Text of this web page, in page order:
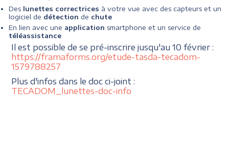
Des lunettes correctrices à votre vue avec des capteurs et un
logiciel de détection de chute
En lien avec une application smartphone et un service de
téléassistance
Il est possible de se pré-inscrire jusqu'au 10 février :
https://framaforms.org/etude-tasda-tecadom-
1579788257
Plus d'infos dans le doc ci-joint :
TECADOM_lunettes-doc-info